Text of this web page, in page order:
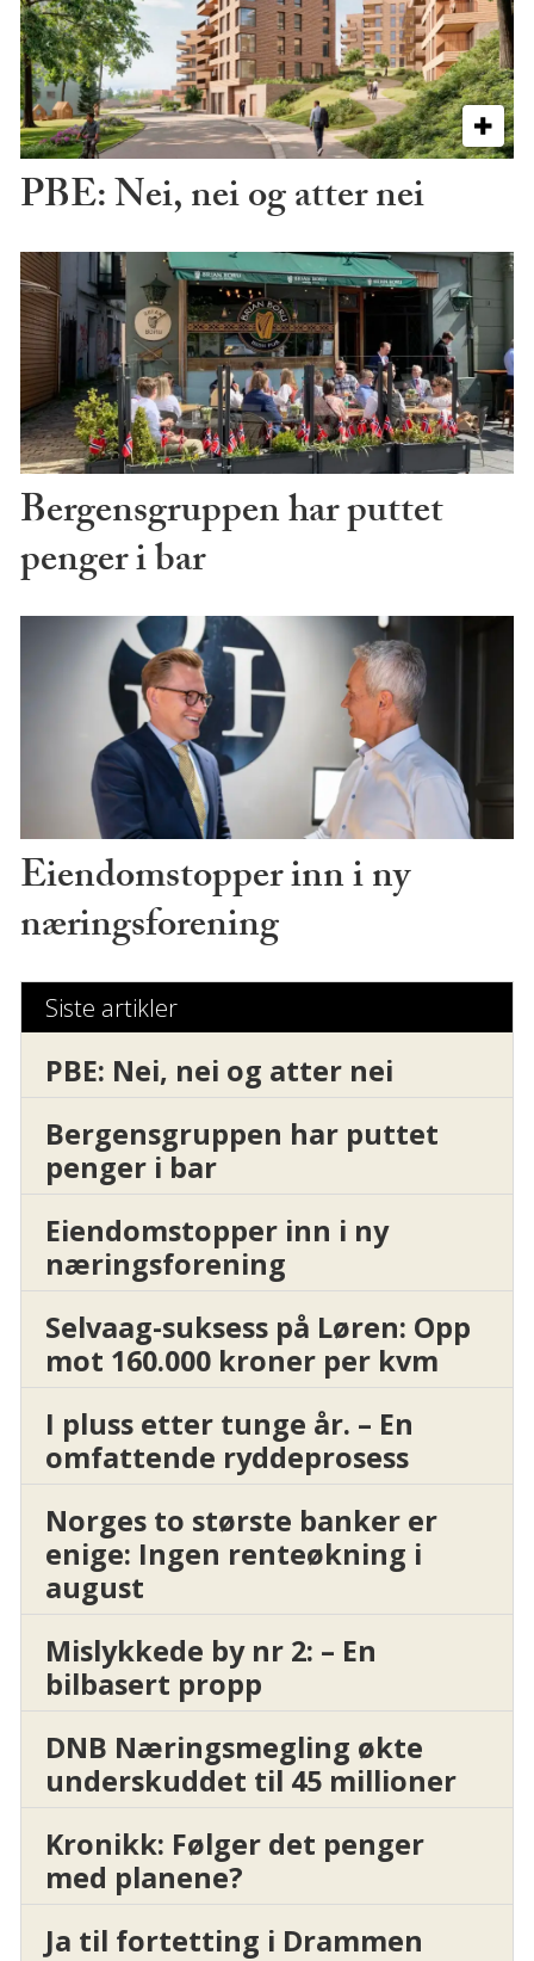
PBE: Nei, nei og atter nei
Bergensgruppen har puttet
penger i bar
Eiendomstopper inn i ny
næringsforening
Siste artikler
PBE: Nei, nei og atter nei
Bergensgruppen har puttet
penger i bar
Eiendomstopper inn i ny
næringsforening
Selvaag-suksess på Løren: Opp
mot 160.000 kroner per kvm
I pluss etter tunge år. – En
omfattende ryddeprosess
Norges to største banker er
enige: Ingen renteøkning i
august
Mislykkede by nr 2: – En
bilbasert propp
DNB Næringsmegling økte
underskuddet til 45 millioner
Kronikk: Følger det penger
med planene?
Ja til fortetting i Drammen